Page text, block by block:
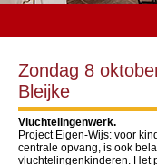
Zondag 8
Bleijke
Vluchtelingenwerk.
Project Eigen-Wijs: voor
centrale opvang, is ook
vluchtelingenkinderen. Het